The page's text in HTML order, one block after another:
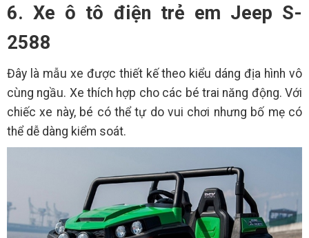
6. Xe ô tô điện trẻ em Jeep S-
2588
Đây là mẫu xe được thiết kế theo kiểu dáng địa hình vô
cùng ngầu. Xe thích hợp cho các bé trai năng động. Với
chiếc xe này, bé có thể tự do vui chơi nhưng bố mẹ có
thể dễ dàng kiểm soát.